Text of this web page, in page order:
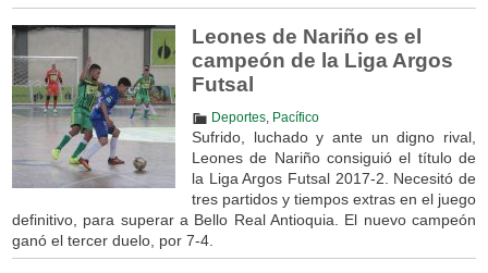
Leones de Nariño es el
campeón de la Liga Argos
Futsal
Deportes, Pacífico
Sufrido, luchado y ante un digno rival,
Leones de Nariño consiguió el título de
la Liga Argos Futsal 2017-2. Necesitó de
tres partidos y tiempos extras en el juego
definitivo, para superar a Bello Real Antioquia. El nuevo campeón
ganó el tercer duelo, por 7-4.